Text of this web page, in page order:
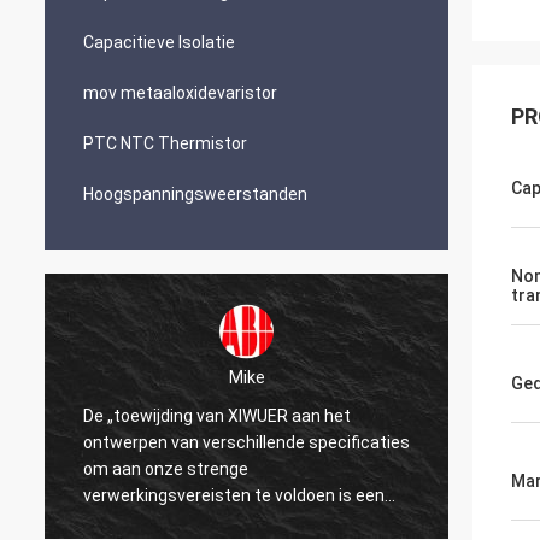
Capacitieve Isolatie
mov metaaloxidevaristor
PTC NTC Thermistor
Hoogspanningsweerstanden
Mike
De „toewijding van XIWUER aan het
ontwerpen van verschillende specificaties
om aan onze strenge
verwerkingsvereisten te voldoen is een
testament aan onze jaren van onderzoek